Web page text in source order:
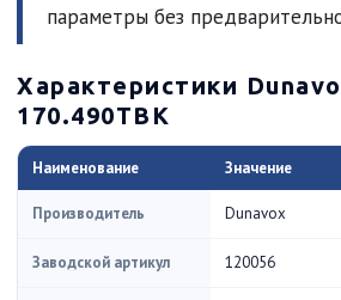
параметры без
Характеристики
170.490TBK
Наименование Значение
Производитель Dunavox
Заводской артикул 120056